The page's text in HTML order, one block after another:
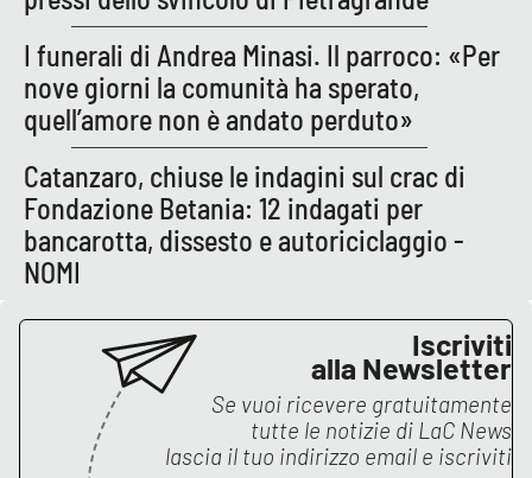
Lacplay.it
Lactv.it
Lacitymag.it
Lacapitalenews.it
Ilreggino.it
Cosenzachannel.it
Ilvibonese.it
I funerali di Andrea Minasi. Il parroco: «Per
nove giorni la comunità ha sperato,
quell’amore non è andato perduto»
Catanzaro, chiuse le indagini sul crac di
Fondazione Betania: 12 indagati per
bancarotta, dissesto e autoriciclaggio -
NOMI
Iscriviti
alla Newsletter
Se vuoi ricevere gratuitamente
tutte le notizie di LaC News
lascia il tuo indirizzo email e iscriviti